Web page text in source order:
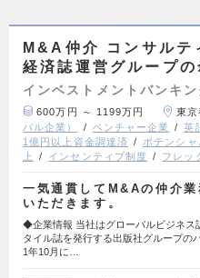
M&A仲介 コンサル
経済誌運営グループ
インベストメントバンキ
600万円 ～ 1199万円 東京
バル企業）
ベンチャー企業 英
1億円以上資金調達済
ポテンシャ
上
インセンティブ制度 フレッ
一気通貫してM&Aの仲介業
いただきます。
◆企業情報 当社はグローバルビジネス
タイル誌を発行する出版社グループの
1年10月に…